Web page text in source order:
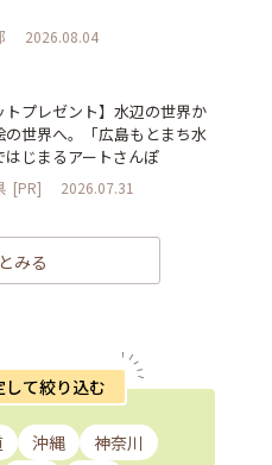
2026.08.04
トプレゼント】水辺の世界か
の世界へ。「広島もとまち水
はじまるアートさんぽ
[PR] 2026.07.31
みる
て絞り込む
沖縄
神奈川